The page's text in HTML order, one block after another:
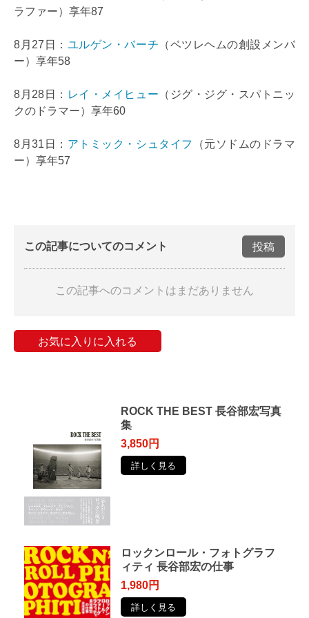
ラファー）享年87
8月27日： ユルゲン・バーチ （ベツレヘムの創設メンバ
ー）享年58
8月28日： レイ・メイヒュー （ジグ・ジグ・スパトニッ
クのドラマー）享年60
8月31日： アトミック・シュタイフ
（元ソドムのドラマ
ー）享年57
この記事についてのコメント 投稿
この記事へのコメントはまだありません
お気に入りに入れる
ROCK THE BEST 長谷部宏写真
集
3,850円
詳しく見る
ロックンロール・フォトグラフ
ィティ 長谷部宏の仕事
1,980円
詳しく見る